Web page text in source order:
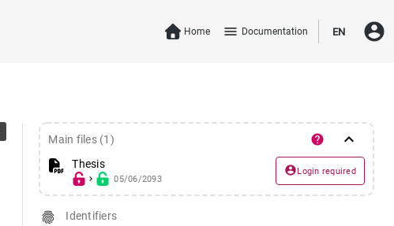
Home menu Documentation EN account_circle
Main files (1) help keyboard_arrow_down
Thesis
navigate_next 05/06/2093
account_circleLogin required
fingerprint
Identifiers